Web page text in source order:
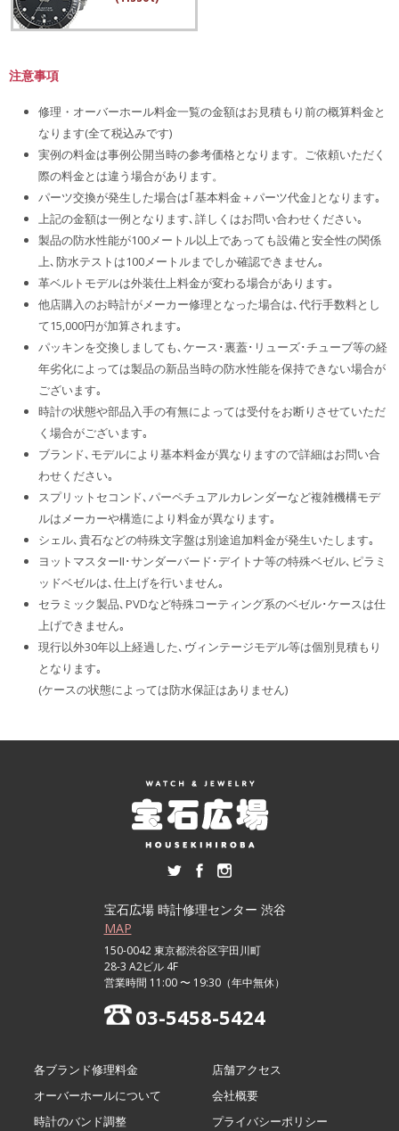
注意事項
修理・オーバーホール料金一覧の金額はお見積もり前の概算料金と
なります(全て税込みです)
実例の料金は事例公開当時の参考価格となります。ご依頼いただく
際の料金とは違う場合があります。
パーツ交換が発生した場合は｢基本料金＋パーツ代金｣となります｡
上記の金額は一例となります､詳しくはお問い合わせください｡
製品の防水性能が100メートル以上であっても設備と安全性の関係
上､防水テストは100メートルまでしか確認できません｡
革ベルトモデルは外装仕上料金が変わる場合があります｡
他店購入のお時計がメーカー修理となった場合は､代行手数料とし
て15,000円が加算されます｡
パッキンを交換しましても､ケース･裏蓋･リューズ･チューブ等の経
年劣化によっては製品の新品当時の防水性能を保持できない場合が
ございます｡
時計の状態や部品入手の有無によっては受付をお断りさせていただ
く場合がございます｡
ブランド､モデルにより基本料金が異なりますので詳細はお問い合
わせください｡
スプリットセコンド､パーペチュアルカレンダーなど複雑機構モデ
ルはメーカーや構造により料金が異なります｡
シェル､貴石などの特殊文字盤は別途追加料金が発生いたします｡
ヨットマスターII･サンダーバード･デイトナ等の特殊ベゼル､ピラミ
ッドベゼルは､仕上げを行いません｡
セラミック製品､PVDなど特殊コーティング系のベゼル･ケースは仕
上げできません｡
現行以外30年以上経過した､ヴィンテージモデル等は個別見積もり
となります｡
(ケースの状態によっては防水保証はありません)
宝石広場 時計修理センター 渋谷
MAP
150-0042 東京都渋谷区宇田川町
28-3 A2ビル 4F
営業時間 11:00 〜 19:30（年中無休）
03-5458-5424
各ブランド修理料金
オーバーホールについて
時計のバンド調整
店舗アクセス
会社概要
プライバシーポリシー